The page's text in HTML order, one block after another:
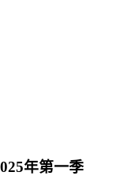
年第一季